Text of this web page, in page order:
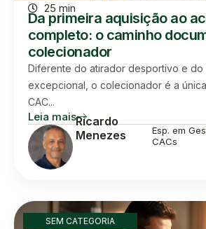
25 min
Da primeira aquisição ao
completo: o caminho
colecionador
Diferente do atirador desportivo e do
excepcional, o colecionador é a
CAC...
Leia maisRicardo
Menezes
Esp. em
CACs
SEM CATEGORIA